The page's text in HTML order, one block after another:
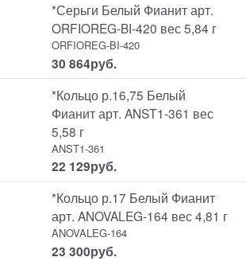
*Серьги Белый Фианит арт.
ORFIOREG-BI-420 вес 5,84 г
ORFIOREG-BI-420
30 864руб.
*Кольцо р.16,75 Белый
Фианит арт. ANST1-361 вес
5,58 г
ANST1-361
22 129руб.
*Кольцо р.17 Белый Фианит
арт. ANOVALEG-164 вес 4,81 г
ANOVALEG-164
23 300руб.